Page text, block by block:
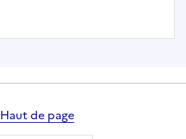
Haut de page